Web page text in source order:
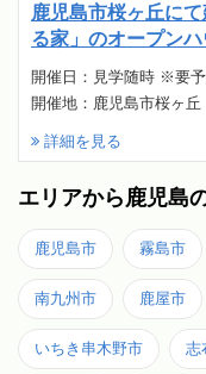
鹿児島市桜ヶ丘に
る家」のオープン
開催日：見学随時 ※要
開催地：鹿児島市桜ヶ丘
詳細を見る
エリアから鹿児島
鹿児島市 霧島市
南九州市 鹿屋市
いちき串木野市 志